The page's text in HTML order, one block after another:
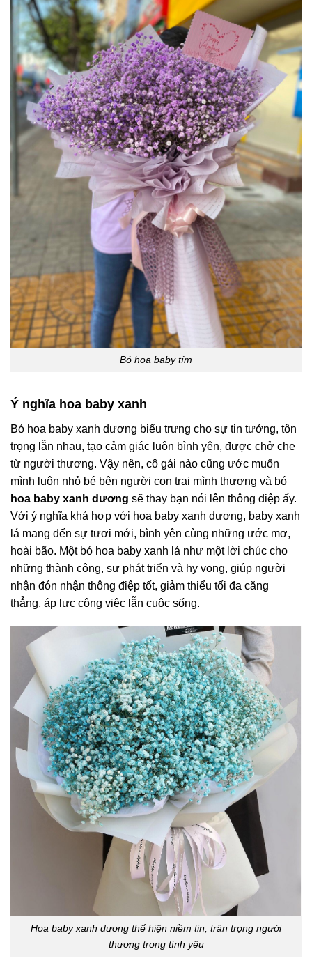
Bó hoa baby tím
Ý nghĩa hoa baby xanh
Bó hoa baby xanh dương biểu trưng cho sự tin tưởng, tôn
trọng lẫn nhau, tạo cảm giác luôn bình yên, được chở che
từ người thương. Vậy nên, cô gái nào cũng ước muốn
mình luôn nhỏ bé bên người con trai mình thương và bó
hoa baby xanh dương sẽ thay bạn nói lên thông điệp ấy.
Với ý nghĩa khá hợp với hoa baby xanh dương, baby xanh
lá mang đến sự tươi mới, bình yên cùng những ước mơ,
hoài bão. Một bó hoa baby xanh lá như một lời chúc cho
những thành công, sự phát triển và hy vọng, giúp người
nhận đón nhận thông điệp tốt, giảm thiểu tối đa căng
thẳng, áp lực công việc lẫn cuộc sống.
Hoa baby xanh dương thể hiện niềm tin, trân trọng người
thương trong tình yêu